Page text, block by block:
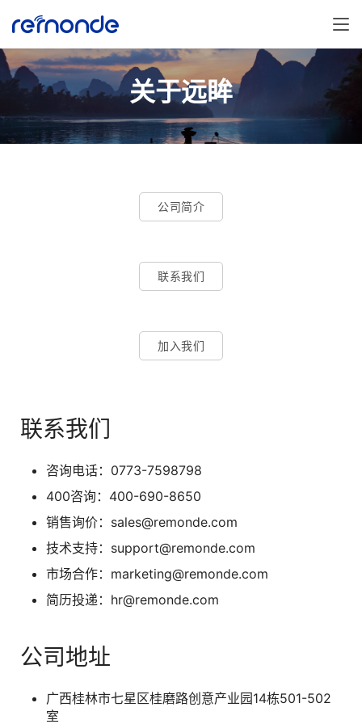
关于远眸
公司简介
联系我们
加入我们
联系我们
咨询电话：0773-7598798
400咨询：400-690-8650
销售询价：sales@remonde.com
技术支持：support@remonde.com
市场合作：marketing@remonde.com
简历投递：hr@remonde.com
公司地址
广西桂林市七星区桂磨路创意产业园14栋501-502
室